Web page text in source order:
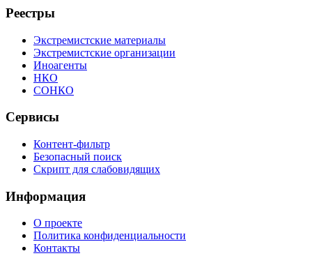
Реестры
Экстремистские материалы
Экстремистские организации
Иноагенты
НКО
СОНКО
Сервисы
Контент-фильтр
Безопасный поиск
Скрипт для слабовидящих
Информация
О проекте
Политика конфиденциальности
Контакты